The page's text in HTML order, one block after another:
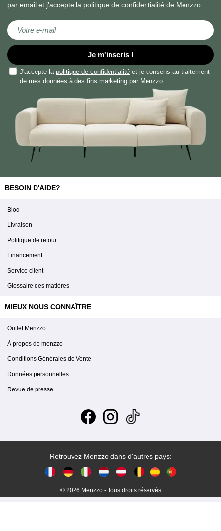
par email et j'accepte la politique de confidentialité de Menzzo.
Inscription à notre lettre d’information :
Je m'inscris !
J'accepte la politique de confidentialité et je consens au traitement
de mes données à des fins marketing par Menzzo
BESOIN D'AIDE?
Blog
Livraison
Politique de retour
Financement
Service client
Glossaire des matières
MIEUX NOUS CONNAÎTRE
Outlet Menzzo
À propos de menzzo
Conditions Générales de Vente
Données personnelles
Revue de presse
Retrouvez Menzzo dans d'autres pays:
© 2026 Menzzo - Tous droits réservés